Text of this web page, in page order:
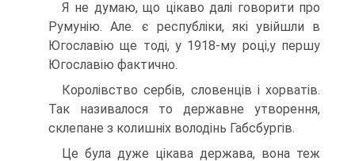
Я не думаю, що цікаво далі говорити про
Румунію. Але. є республіки, які увійшли в
Югославію ще тоді, у 1918-му році,у першу
Югославію фактично.
Королівство сербів, словенців і хорватів.
Так назива­лося то державне утворення,
склепане з колишніх воло­дінь Габсбургів.
Це була дуже цікава держава, вона теж